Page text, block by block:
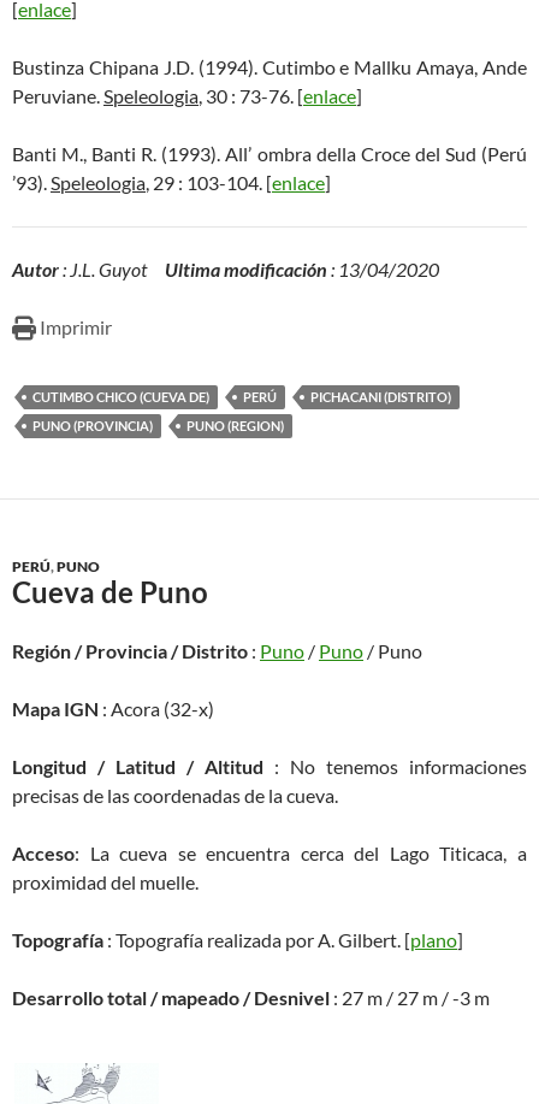
[enlace]
Bustinza Chipana J.D. (1994). Cutimbo e Mallku Amaya, Ande
Peruviane.Speleologia, 30 : 73-76. [enlace]
Banti M., Banti R. (1993). All’ ombra della Croce del Sud (Perú
’93).Speleologia, 29 : 103-104. [enlace]
Autor: J.L. Guyot Ultima modificación : 13/04/2020
Imprimir
CUTIMBO CHICO (CUEVA DE) PERÚ
PICHACANI (DISTRITO)
PUNO (PROVINCIA)
PUNO (REGION)
PERÚ,PUNO
Cueva de Puno
Región / Provincia / Distrito : Puno / Puno / Puno
Mapa IGN : Acora (32-x)
Longitud / Latitud / Altitud : No tenemos informaciones
precisas de las coordenadas de la cueva.
Acceso: La cueva se encuentra cerca del Lago Titicaca, a
proximidad del muelle.
Topografía : Topografía realizada por A. Gilbert. [plano]
Desarrollo total / mapeado / Desnivel : 27 m / 27 m / -3 m